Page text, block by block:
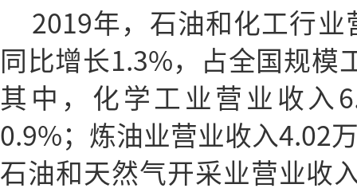
2019年，石油和化工行
同比增长1.3%，占全国规模
其中，化学工业营业收入
0.9%；炼油业营业收入4.02
石油和天然气开采业营业收